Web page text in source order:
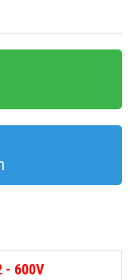
- 600V